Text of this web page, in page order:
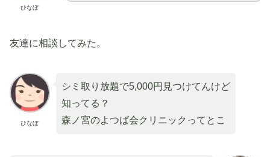
ひなぼ
友達に相談してみた。
ひなぼ
シミ取り放題で5,000円見つけてんけど
知ってる？
森ノ宮のよつば会クリニックってとこ